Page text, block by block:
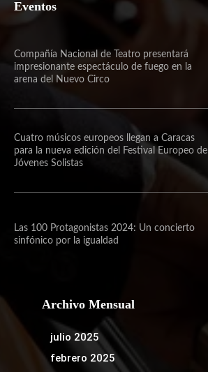
Eventos
Compañía Nacional de Teatro presentará
impresionante espectáculo de fuego en la
arena del Nuevo Circo
Cuatro músicos europeos llegan a Caracas
para la nueva edición del Festival Europeo de
Jóvenes Solistas
Las 100 Protagonistas 2024: Un concierto
sinfónico por la igualdad
Archivo Mensual
julio 2025
febrero 2025